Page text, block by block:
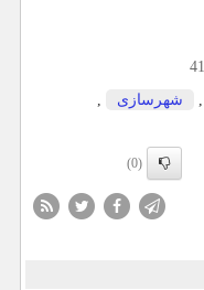
شهرسازی
(0)